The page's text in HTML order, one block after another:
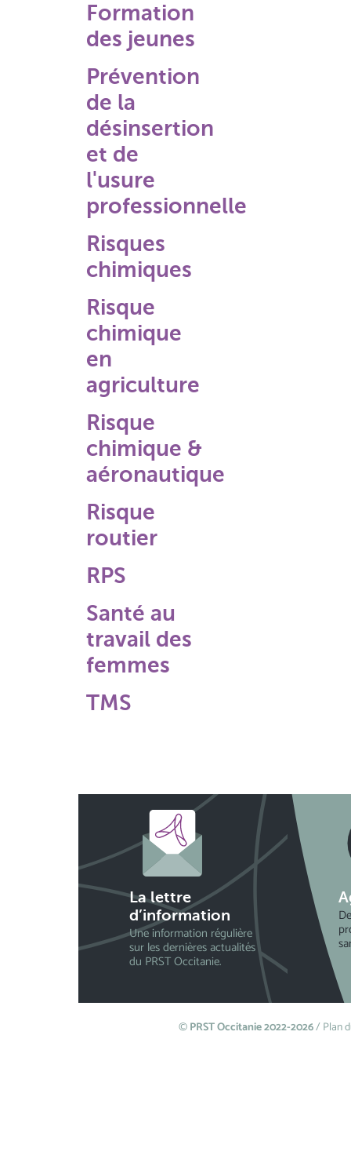
Formation
des jeunes
Prévention
de la
désinsertion
et de
l'usure
professionnelle
Risques
chimiques
Risque
chimique
en
agriculture
Risque
chimique &
aéronautique
Risque
routier
RPS
Santé au
travail des
femmes
TMS
La lettre
d’information
Une information régulière
sur les dernières actualités
du PRST Occitanie.
©PRST Occitanie 2022-2026/Plan